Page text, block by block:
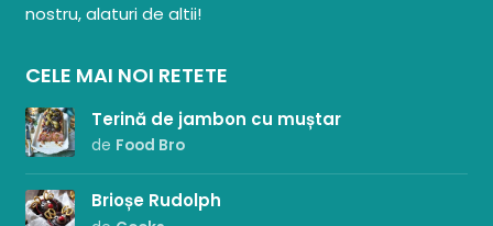
nostru, alaturi de altii!
CELE MAI NOI RETETE
Terină de jambon cu muștar
de Food Bro
Brioșe Rudolph